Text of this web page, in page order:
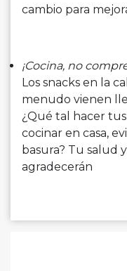
cambio para
¡Cocina, no
Los snacks en la
menudo vienen
¿Qué tal hacer
cocinar en casa,
basura? Tu salud
agradecerán